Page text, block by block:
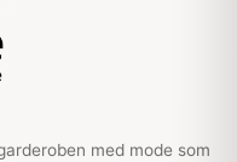
med mode som